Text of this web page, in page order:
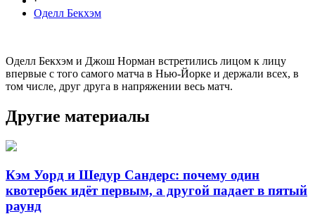
Оделл Бекхэм
Оделл Бекхэм и Джош Норман встретились лицом к лицу
впервые с того самого матча в Нью-Йорке и держали всех, в
том числе, друг друга в напряжении весь матч.
Другие материалы
Кэм Уорд и Шедур Сандерс: почему один
квотербек идёт первым, а другой падает в пятый
раунд